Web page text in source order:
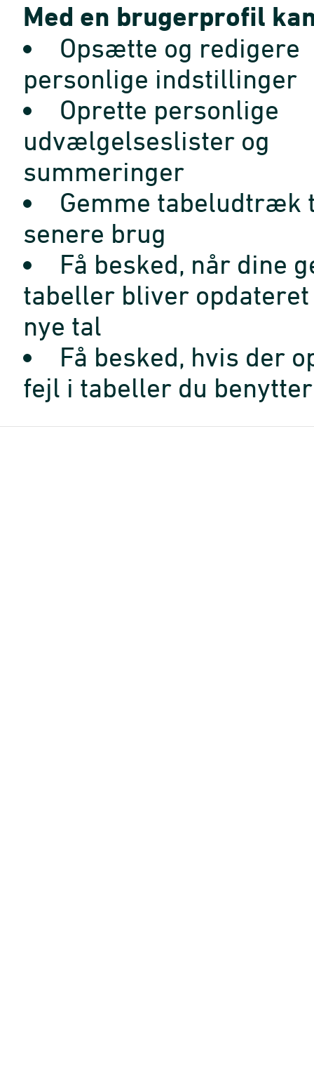
Med en brugerprofil
Opsætte og redigere
personlige indstillinger
Oprette personlige
udvælgelseslister og
summeringer
Gemme tabeludtræk
senere brug
Få besked, når dine
tabeller bliver opdateret
nye tal
Få besked, hvis der
fejl i tabeller du benytter